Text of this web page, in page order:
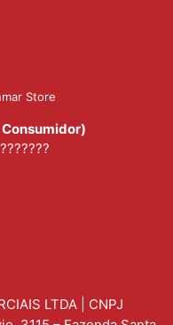
Store
LTDA | CNPJ